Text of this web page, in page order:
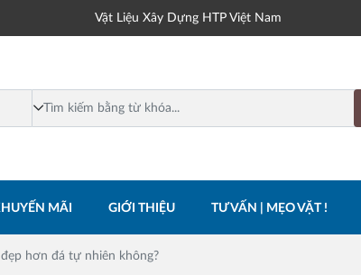
Vật Liệu Xây Dựng HTP Việt Nam
MÃI GIỚI THIỆU TƯ VẤN | MẸO VẶT !
hơn đá tự nhiên không?